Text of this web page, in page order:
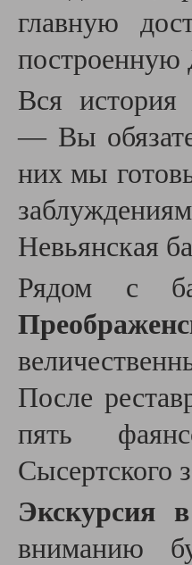
главную
Вся
— Вы
них мы
Невьянская
Рядом с
После
пять
Сысертского
Экскурсия
вниманию